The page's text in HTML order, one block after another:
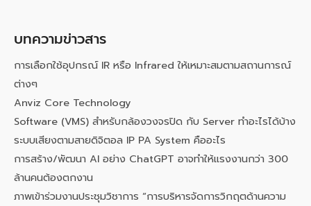
บทความข่าวสาร
การเลือกใช้อุปกรณ์ IR หรือ Infrared ให้เหมาะสมตามสถานการณ์
ต่างๆ
Anviz Core Technology
Software (VMS) สำหรับกล้องวงจรปิด กับ Server ทำอะไรได้บ้าง
ระบบเสียงตามสายดิจิตอล IP PA System คืออะไร
การสร้าง/พัฒนา AI อย่าง ChatGPT อาจทำให้แรงงานกว่า 300
ล้านคนต้องตกงาน
ภาพเข้าร่วมงานประชุมวิชาการ “การบริหารจัดการวิกฤตด้านความ